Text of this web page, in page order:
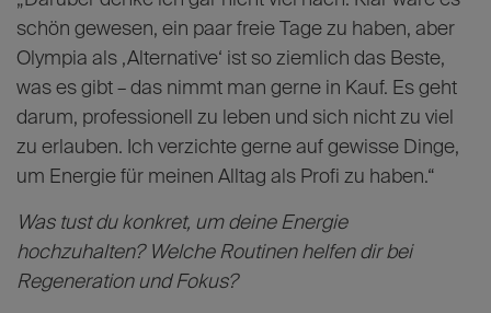
schön gewesen, ein paar freie Tage zu haben, aber
Olympia als ‚Alternative‘ ist so ziemlich das Beste,
was es gibt – das nimmt man gerne in Kauf. Es geht
darum, professionell zu leben und sich nicht zu viel
zu erlauben. Ich verzichte gerne auf gewisse Dinge,
um Energie für meinen Alltag als Profi zu haben.“
Was tust du konkret, um deine Energie
hochzuhalten? Welche Routinen helfen dir bei
Regeneration und Fokus?